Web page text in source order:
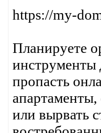
https://my-
Планируете
инструменты
пропасть
или вырвать